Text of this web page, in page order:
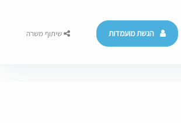
הגשת מועמדות שיתוף משרה